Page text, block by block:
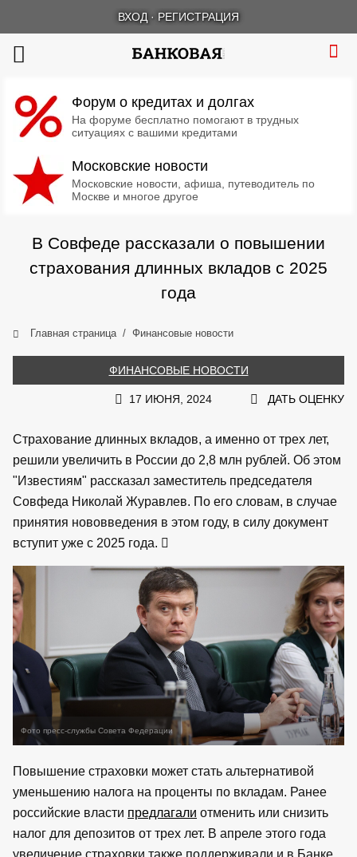
ВХОД · РЕГИСТРАЦИЯ
Форум о кредитах и долгах
На форуме бесплатно помогают в трудных
ситуациях с вашими кредитами
Московские новости
Московские новости, афиша, путеводитель по
Москве и многое другое
В Совфеде рассказали о повышении
страхования длинных вкладов с 2025
года
Главная страница Финансовые новости
ФИНАНСОВЫЕ НОВОСТИ
17 ИЮНЯ, 2024 ДАТЬ ОЦЕНКУ
Страхование длинных вкладов, а именно от трех лет,
решили увеличить в России до 2,8 млн рублей. Об этом
"Известиям" рассказал заместитель председателя
Совфеда Николай Журавлев. По его словам, в случае
принятия нововведения в этом году, в силу документ
вступит уже с 2025 года.
Фото пресс-службы Совета Федерации
Повышение страховки может стать альтернативой
уменьшению налога на проценты по вкладам. Ранее
российские власти предлагали отменить или снизить
налог для депозитов от трех лет. В апреле этого года
увеличение страховки также поддерживали и в Банке